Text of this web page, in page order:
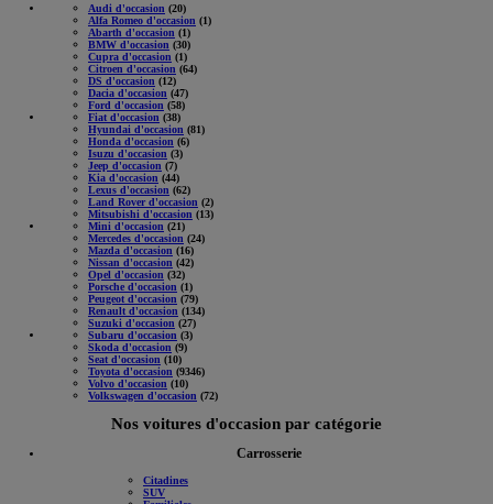
Audi d'occasion (20)
Alfa Romeo d'occasion (1)
Abarth d'occasion (1)
BMW d'occasion (30)
Cupra d'occasion (1)
Citroen d'occasion (64)
DS d'occasion (12)
Dacia d'occasion (47)
Ford d'occasion (58)
Fiat d'occasion (38)
Hyundai d'occasion (81)
Honda d'occasion (6)
Isuzu d'occasion (3)
Jeep d'occasion (7)
Kia d'occasion (44)
Lexus d'occasion (62)
Land Rover d'occasion (2)
Mitsubishi d'occasion (13)
Mini d'occasion (21)
Mercedes d'occasion (24)
Mazda d'occasion (16)
Nissan d'occasion (42)
Opel d'occasion (32)
Porsche d'occasion (1)
Peugeot d'occasion (79)
Renault d'occasion (134)
Suzuki d'occasion (27)
Subaru d'occasion (3)
Skoda d'occasion (9)
Seat d'occasion (10)
Toyota d'occasion (9346)
Volvo d'occasion (10)
Volkswagen d'occasion (72)
Nos voitures d'occasion par catégorie
Carrosserie
Citadines
SUV